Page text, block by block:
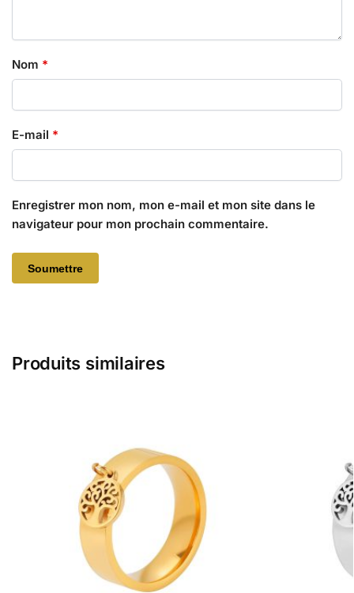
Nom *
E-mail *
Enregistrer mon nom, mon e-mail et mon site dans le
navigateur pour mon prochain commentaire.
Produits similaires